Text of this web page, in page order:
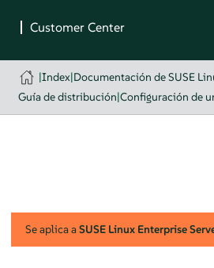
|Index|Documentación de SUSE
Guía de distribución|Configuración de
Se aplica aSUSE Linux Enterprise